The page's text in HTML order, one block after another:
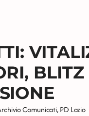
Comunicati,PD Lazio